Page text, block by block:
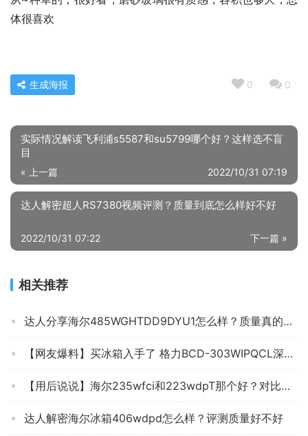
体很喜欢
0 0
生成海报
实际情况解读飞利浦s5587和su5799哪个好？这样选不盲
目
« 上一篇 2022/10/31 07:19
达人解密超人RS7380视频评测？质量到底怎么样好不好
下一篇 »
2022/10/31 07:22
相关推荐
达人分享海尔485WGHTDD9DYU1怎么样？质量真的差吗
【网友爆料】买冰箱入手了 格力BCD-303WIPQCL深空银 测评有人说坑？质量到底怎么样？
【用后说说】海尔235wfci和223wdpT那个好？对比哪款性价比更高
达人解密海尔冰箱406wdpd怎么样？评测质量好不好